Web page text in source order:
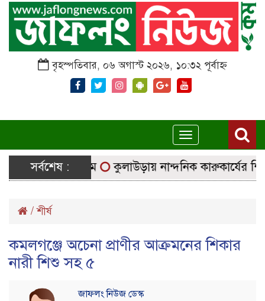
বৃহস্পতিবার, ০৬ অগাস্ট ২০২৬, ১০:৩২ পূর্বাহ্ন
Toggle
navigation
সর্বশেষ :
সরঞ্জাম কুলাউড়ায় নান্দনিক কারুকার্যের শিব
/শীর্ষ
কমলগঞ্জে অচেনা প্রাণীর আক্রমনের শিকার
নারী শিশু সহ ৫
জাফলং নিউজ ডেস্ক